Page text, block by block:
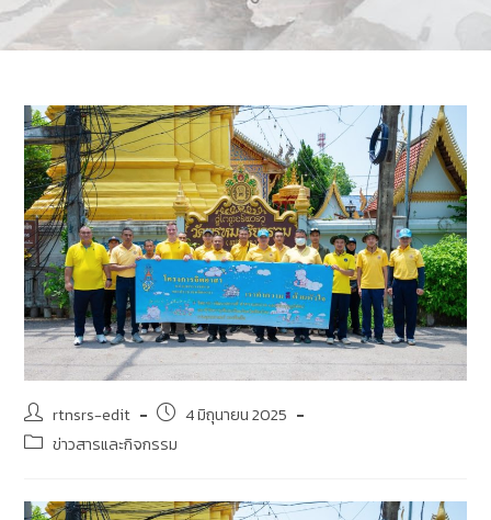
rtnsrs-edit
4 มิถุนายน 2025
ข่าวสารและกิจกรรม